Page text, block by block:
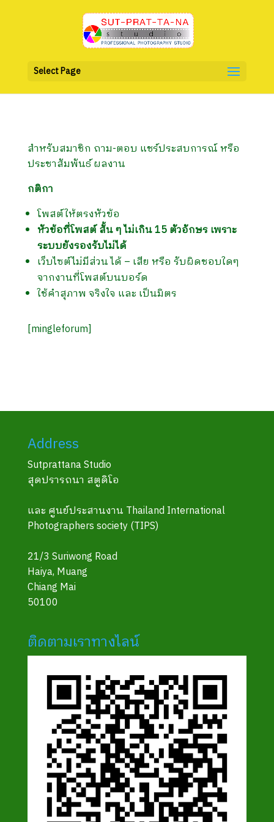
Select Page
สำหรับสมาชิก ถาม-ตอบ แชร์ประสบการณ์ หรือ
ประชาสัมพันธ์ ผลงาน
กติกา
โพสต์ให้ตรงหัวข้อ
หัวข้อที่โพสต์ สั้น ๆ ไม่เกิน 15 ตัวอักษร เพราะ
ระบบยังรองรับไม่ได้
เว็บไซต์ไม่มีส่วน ได้ – เสีย หรือ รับผิดชอบใดๆ
จากงานที่โพสต์บนบอร์ด
ใช้คำสุภาพ จริงใจ และ เป็นมิตร
[mingleforum]
Address
Sutprattana Studio
สุดปรารถนา สตูดิโอ
และ ศูนย์ประสานงาน Thailand International
Photographers society (TIPS)
21/3 Suriwong Road
Haiya, Muang
Chiang Mai
50100
ติดตามเราทางไลน์